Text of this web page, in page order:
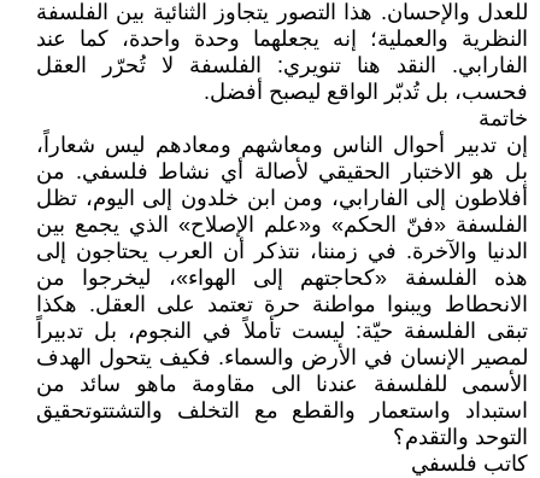
للعدل والإحسان. هذا التصور يتجاوز الثنائية بين الفلسفة
النظرية والعملية؛ إنه يجعلهما وحدة واحدة، كما عند
الفارابي. النقد هنا تنويري: الفلسفة لا تُحرّر العقل
فحسب، بل تُدبّر الواقع ليصبح أفضل.
خاتمة
إن تدبير أحوال الناس ومعاشهم ومعادهم ليس شعاراً،
بل هو الاختبار الحقيقي لأصالة أي نشاط فلسفي. من
أفلاطون إلى الفارابي، ومن ابن خلدون إلى اليوم، تظل
الفلسفة «فنّ الحكم» و«علم الإصلاح» الذي يجمع بين
الدنيا والآخرة. في زمننا، نتذكر أن العرب يحتاجون إلى
هذه الفلسفة «كحاجتهم إلى الهواء»، ليخرجوا من
الانحطاط ويبنوا مواطنة حرة تعتمد على العقل. هكذا
تبقى الفلسفة حيّة: ليست تأملاً في النجوم، بل تدبيراً
لمصير الإنسان في الأرض والسماء. فكيف يتحول الهدف
الأسمى للفلسفة عندنا الى مقاومة ماهو سائد من
استبداد واستعمار والقطع مع التخلف والتشتتوتحقيق
التوحد والتقدم؟
كاتب فلسفي